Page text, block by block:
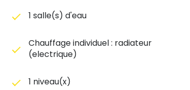
1 salle(s) d'eau
Chauffage individuel : radiateur
(electrique)
1 niveau(x)